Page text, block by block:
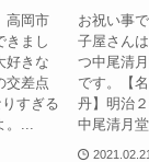
高岡市
きまし
好きな
交差点
すぎる
。...
お祝い事
子屋さん
つ中尾清
です。【
丹】明治
中尾清月